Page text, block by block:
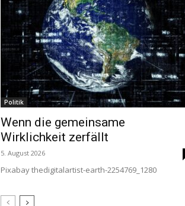
Politik
Wenn die gemeinsame
Wirklichkeit zerfällt
5. August 2026
Pixabay thedigitalartist-earth-2254769_1280